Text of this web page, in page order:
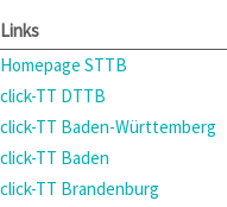
Links
Homepage STTB
click-TT DTTB
click-TT Baden-Württemberg
click-TT Baden
click-TT Brandenburg